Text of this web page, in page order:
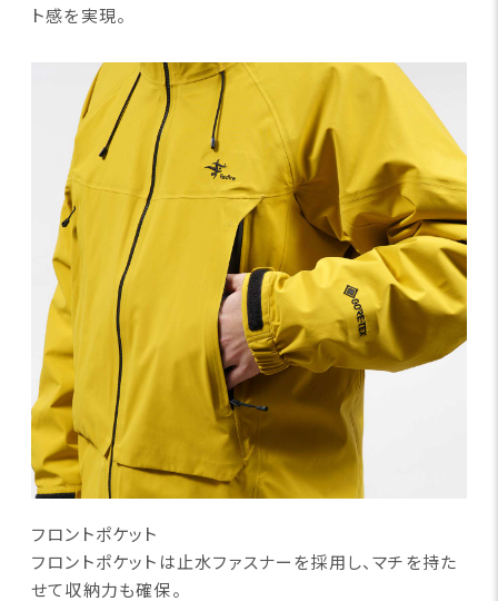
ト感を実現。
フロントポケット
フロントポケットは止水ファスナーを採用し、マチを持た
せて収納力も確保。